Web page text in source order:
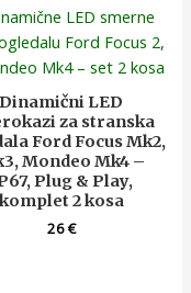
Dinamični LED
za stranska
Ford Focus Mk2,
Mondeo Mk4 –
Plug & Play,
komplet 2 kosa
26€